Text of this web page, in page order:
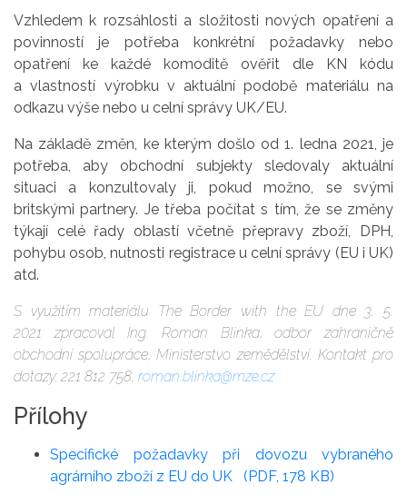
Vzhledem k rozsáhlosti a složitosti nových opatření a
povinností je potřeba konkrétní požadavky nebo
opatření ke každé komoditě ověřit dle KN kódu
a vlastností výrobku v aktuální podobě materiálu na
odkazu výše nebo u celní správy UK/EU.
Na základě změn, ke kterým došlo od 1. ledna 2021, je
potřeba, aby obchodní subjekty sledovaly aktuální
situaci a konzultovaly ji, pokud možno, se svými
britskými partnery. Je třeba počítat s tím, že se změny
týkají celé řady oblastí včetně přepravy zboží, DPH,
pohybu osob, nutnosti registrace u celní správy (EU i UK)
atd.
S využitím materiálu The Border with theEU dne 3.5.
2021 zpracovalIng.Roman Blinka, odbor zahraničně
obchodní spolupráce, Ministerstvo zemědělství. Kontaktpro
dotazy: 221 812 758, roman.blinka@mze.cz
Přílohy
Specifické požadavky při dovozu vybraného
agrárního zboží z EU do UK
(PDF, 178 KB)